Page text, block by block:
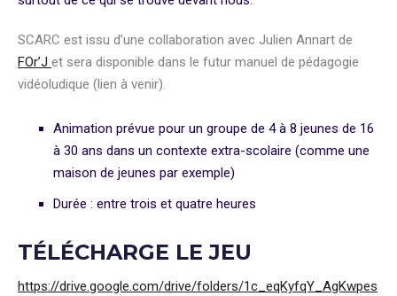
SCARC est issu d’une collaboration avec Julien Annart de
FOr’J et sera disponible dans le futur manuel de pédagogie
vidéoludique (lien à venir).
Animation prévue pour un groupe de 4 à 8 jeunes de 16
à 30 ans dans un contexte extra-scolaire (comme une
maison de jeunes par exemple)
Durée : entre trois et quatre heures
TÉLÉCHARGE LE JEU
https://drive.google.com/drive/folders/1c_eqKyfqY_AgKwpes